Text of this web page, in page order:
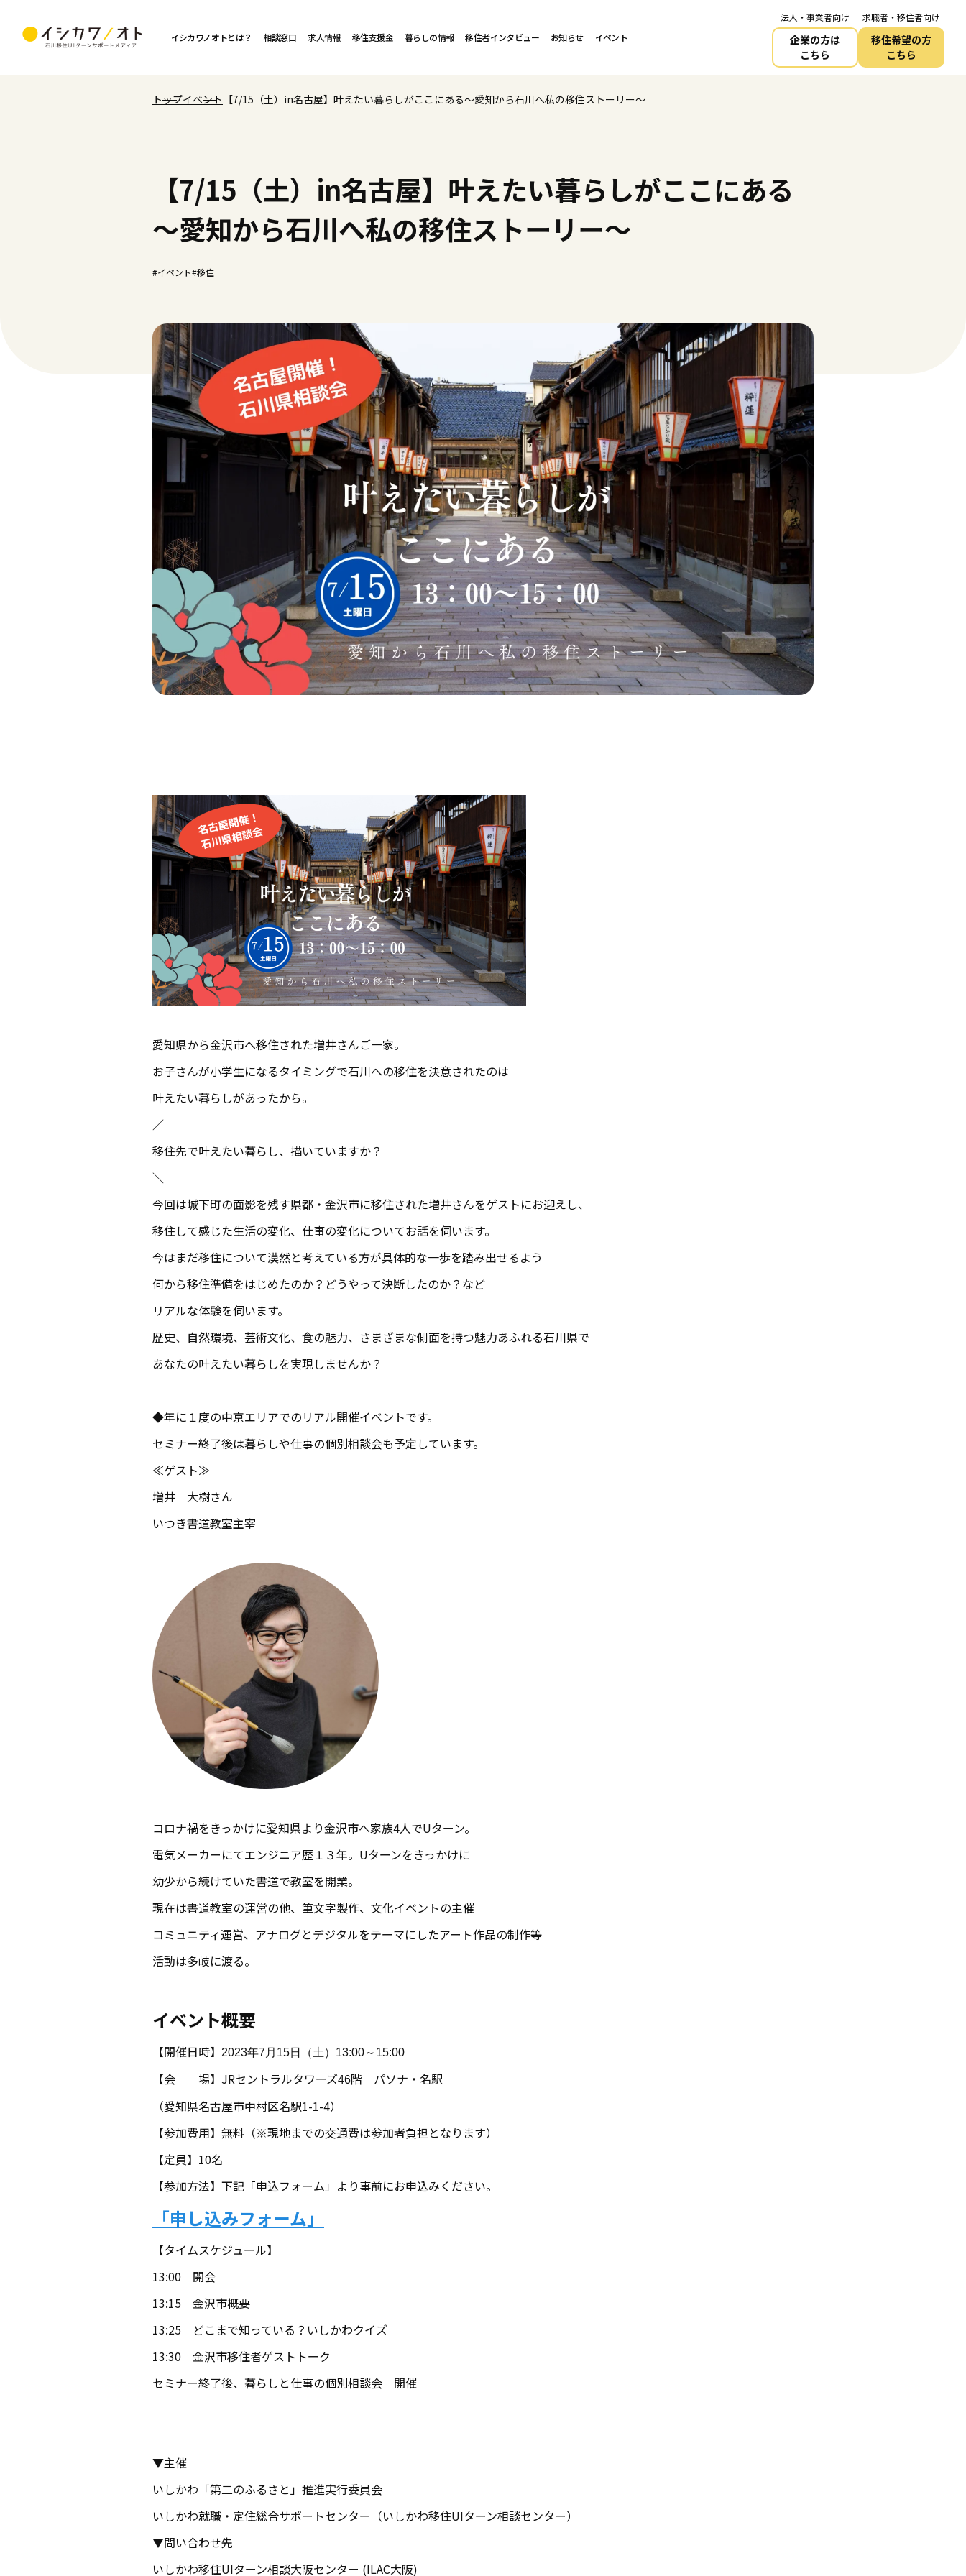
イシカワノオトとは？ 相談窓口 求人情報 移住支援金 暮らしの情報 移住者インタビュー お知らせ イベント
法人・事業者向け
企業の方は
こちら
求職者・移住者向け
移住希望の方
こちら
トップイベント 【7/15（土）in名古屋】叶えたい暮らしがここにある～愛知から石川へ私の移住ストーリー～
【7/15（土）in名古屋】叶えたい暮らしがここにある
～愛知から石川へ私の移住ストーリー～
#イベント#移住
愛知県から金沢市へ移住された増井さんご一家。
お子さんが小学生になるタイミングで石川への移住を決意されたのは
叶えたい暮らしがあったから。
／
移住先で叶えたい暮らし、描いていますか？
＼
今回は城下町の面影を残す県都・金沢市に移住された増井さんをゲストにお迎えし、
移住して感じた生活の変化、仕事の変化についてお話を伺います。
今はまだ移住について漠然と考えている方が具体的な一歩を踏み出せるよう
何から移住準備をはじめたのか？どうやって決断したのか？など
リアルな体験を伺います。
歴史、自然環境、芸術文化、食の魅力、さまざまな側面を持つ魅力あふれる石川県で
あなたの叶えたい暮らしを実現しませんか？
◆年に１度の中京エリアでのリアル開催イベントです。
セミナー終了後は暮らしや仕事の個別相談会も予定しています。
≪ゲスト≫
増井 大樹さん
いつき書道教室主宰
コロナ禍をきっかけに愛知県より金沢市へ家族4人でUターン。
電気メーカーにてエンジニア歴１３年。Uターンをきっかけに
幼少から続けていた書道で教室を開業。
現在は書道教室の運営の他、筆文字製作、文化イベントの主催
コミュニティ運営、アナログとデジタルをテーマにしたアート作品の制作等
活動は多岐に渡る。
イベント概要
【開催日時】 2023年7 月 15日（土） 13:00～15:00
【会 場】JRセントラルタワーズ46階 パソナ・名駅
（愛知県名古屋市中村区名駅1-1-4）
【参加費用】無料（※現地までの交通費は参加者負担となります）
【定員】10名
【参加方法】下記「申込フォーム」より事前にお申込みください。
「申し込みフォーム」
【タイムスケジュール】
13:00 開会
13:15 金沢市概要
13:25 どこまで知っている？いしかわクイズ
13:30 金沢市移住者ゲストトーク
セミナー終了後、暮らしと仕事の個別相談会 開催
▼主催
いしかわ「第二のふるさと」推進実行委員会
いしかわ就職・定住総合サポートセンター（いしかわ移住UIターン相談センター）
▼問い合わせ先
いしかわ移住UIターン相談大阪センター (ILAC大阪)